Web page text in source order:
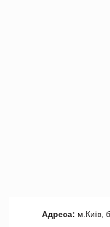
Адреса: м.Київ,